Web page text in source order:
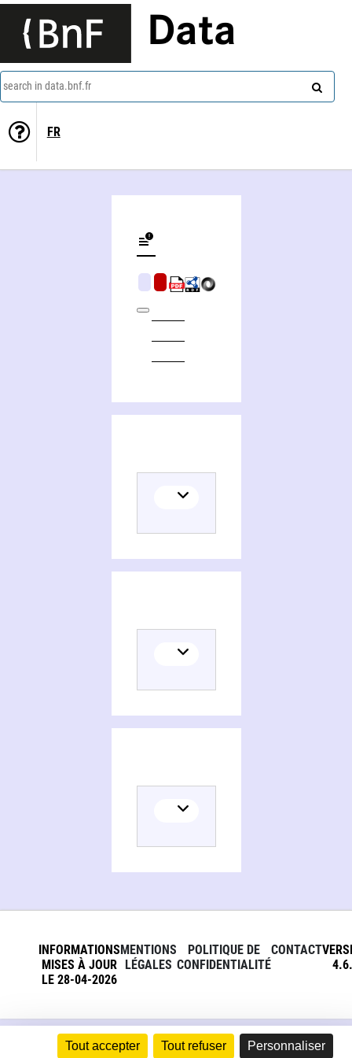
Tout accepter Tout refuser Personnaliser
Data
search in data.bnf.fr
FR
INFORMATIONS
MISES À JOUR
LE 28-04-2026
MENTIONS
LÉGALES
POLITIQUE DE
CONFIDENTIALITÉ
CONTACT